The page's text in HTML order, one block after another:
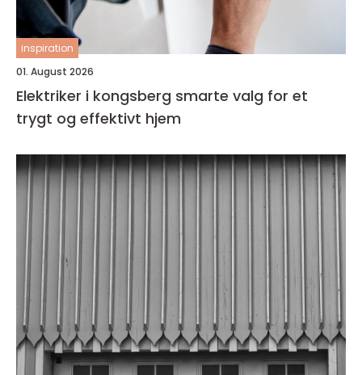
inspiration
01. August 2026
Elektriker i kongsberg smarte valg for et
trygt og effektivt hjem